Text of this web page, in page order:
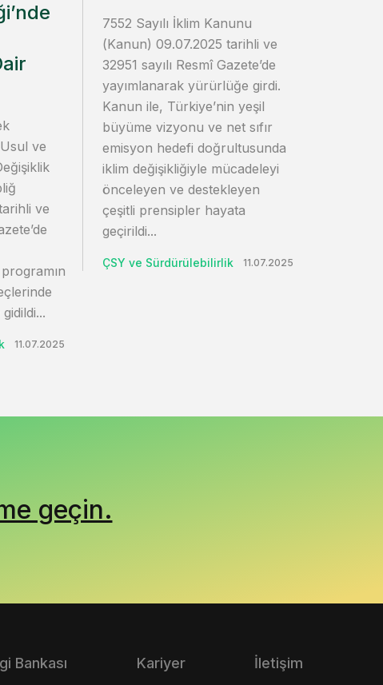
ve
ve
11.07.2025
7552 Sayılı İklim Kanunu
(Kanun) 09.07.2025 tarihli ve
32951 sayılı Resmî Gazete’de
yayımlanarak yürürlüğe girdi.
Kanun ile, Türkiye’nin yeşil
büyüme vizyonu ve net sıfır
emisyon hedefi doğrultusunda
iklim değişikliğiyle mücadeleyi
önceleyen ve destekleyen
çeşitli prensipler hayata
geçirildi...
ÇSY ve Sürdürülebilirlik 11.07.2025
geçin.
Bankası Kariyer İletişim